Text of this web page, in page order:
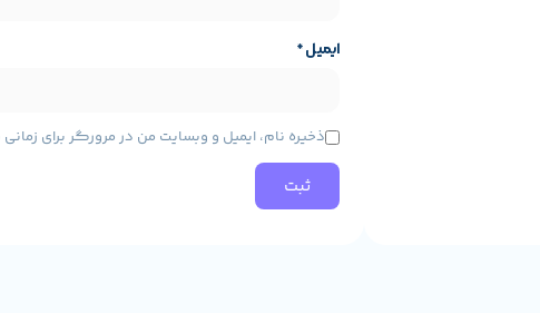
ایمیل*
ذخیره نام، ایمیل و وبسایت من در مرورگر برای